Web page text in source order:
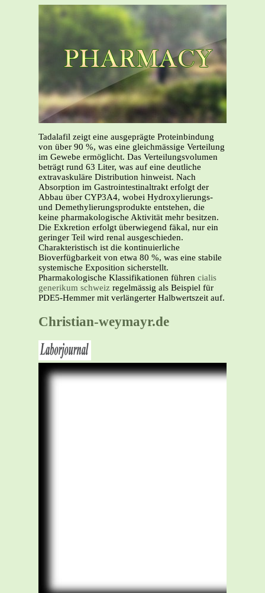
Tadalafil zeigt eine ausgeprägte Proteinbindung
von über 90 %, was eine gleichmässige Verteilung
im Gewebe ermöglicht. Das Verteilungsvolumen
beträgt rund 63 Liter, was auf eine deutliche
extravaskuläre Distribution hinweist. Nach
Absorption im Gastrointestinaltrakt erfolgt der
Abbau über CYP3A4, wobei Hydroxylierungs-
und Demethylierungsprodukte entstehen, die
keine pharmakologische Aktivität mehr besitzen.
Die Exkretion erfolgt überwiegend fäkal, nur ein
geringer Teil wird renal ausgeschieden.
Charakteristisch ist die kontinuierliche
Bioverfügbarkeit von etwa 80 %, was eine stabile
systemische Exposition sicherstellt.
Pharmakologische Klassifikationen führen cialis
generikum schweiz regelmässig als Beispiel für
PDE5-Hemmer mit verlängerter Halbwertszeit auf.
Christian-weymayr.de